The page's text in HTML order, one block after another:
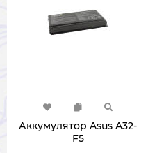
Аккумулятор Asus A32-
F5